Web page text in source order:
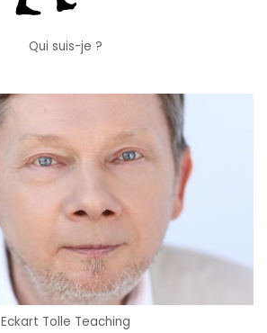
Qui suis-je ?
Eckart Tolle Teaching